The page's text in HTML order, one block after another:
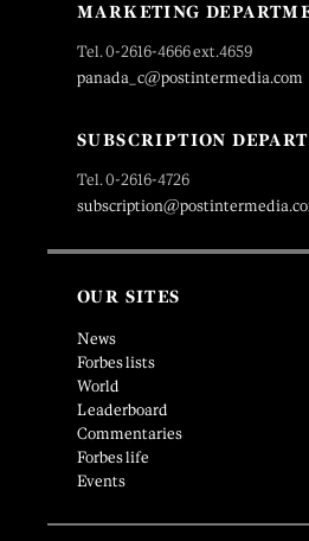
MARKETING
Tel. 0-2616-4666 ext.4659
panada_c@postintermedia.com
SUBSCRIPTION
Tel. 0-2616-4726
OUR SITES
News
Forbes lists
World
Leaderboard
Commentaries
Forbes life
Events